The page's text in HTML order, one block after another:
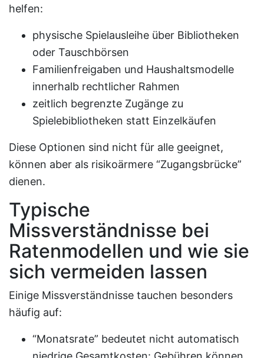
helfen:
physische Spielausleihe über Bibliotheken
oder Tauschbörsen
Familienfreigaben und Haushaltsmodelle
innerhalb rechtlicher Rahmen
zeitlich begrenzte Zugänge zu
Spielebibliotheken statt Einzelkäufen
Diese Optionen sind nicht für alle geeignet,
können aber als risikoärmere “Zugangsbrücke”
dienen.
Typische
Missverständnisse bei
Ratenmodellen und wie sie
sich vermeiden lassen
Einige Missverständnisse tauchen besonders
häufig auf:
“Monatsrate” bedeutet nicht automatisch